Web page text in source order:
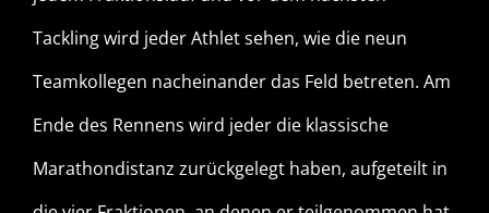
Tackling wird jeder Athlet sehen, wie die neun
Teamkollegen nacheinander das Feld betreten. Am
Ende des Rennens wird jeder die klassische
Marathondistanz zurückgelegt haben, aufgeteilt in